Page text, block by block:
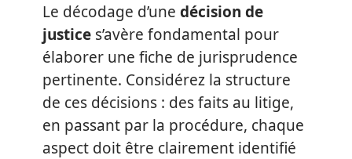
Le décodage d’une décision de
justice s’avère fondamental pour
élaborer une fiche de jurisprudence
pertinente. Considérez la structure
de ces décisions : des faits au litige,
en passant par la procédure, chaque
aspect doit être clairement identifié